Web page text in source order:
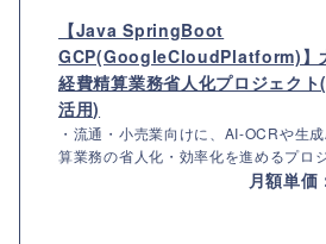
【Java SpringBoot
GCP(GoogleCloudPlatform)】
経費精算業務省人化プロジェク
活用)
・流通・小売業向けに、AI-OCRや生
算業務の省人化・効率化を進めるプロ
月額単価